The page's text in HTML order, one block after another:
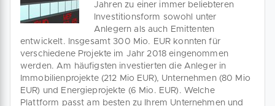
Jahren zu einer immer beliebteren
Investitionsform sowohl unter
Anlegern als auch Emittenten
entwickelt. Insgesamt 300 Mio. EUR konnten für
verschiedene Projekte im Jahr 2018 eingenommen
werden. Am häufigsten investierten die Anleger in
Immobilienprojekte (212 Mio EUR), Unternehmen (80 Mio
EUR) und Energieprojekte (6 Mio. EUR). Welche
Plattform passt am besten zu Ihrem Unternehmen und